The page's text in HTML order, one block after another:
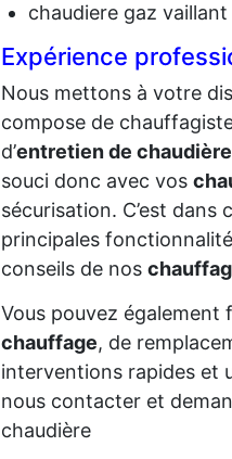
chaudiere gaz
Expérience
Nous mettons à votre
compose de
d’entretien de chaudière
souci donc avec vos
sécurisation. C’est
principales
conseils de nos
Vous pouvez également
chauffage, de
interventions rapides et
nous contacter et
chaudière